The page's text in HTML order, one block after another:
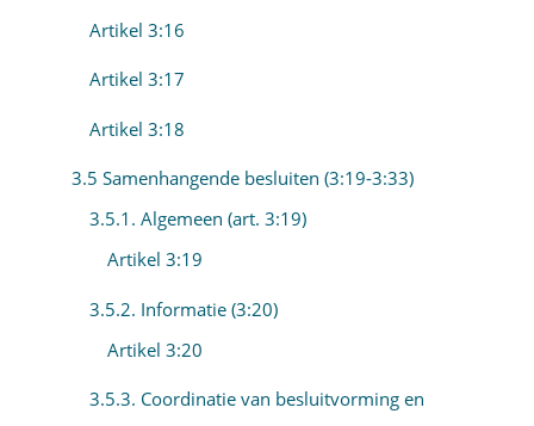
Artikel 3:16
Artikel 3:17
Artikel 3:18
3.5 Samenhangende besluiten (3:19-3:33)
3.5.1. Algemeen (art. 3:19)
Artikel 3:19
3.5.2. Informatie (3:20)
Artikel 3:20
3.5.3. Coordinatie van besluitvorming en